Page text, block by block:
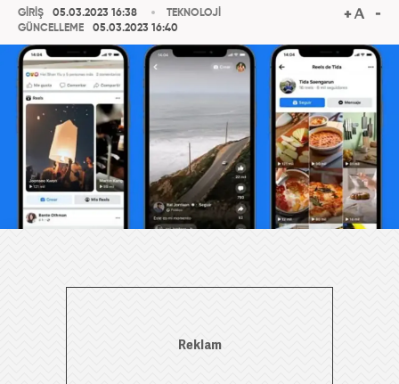
GİRİŞ
05.03.2023 16:38
GÜNCELLEME
05.03.2023 16:40
TEKNOLOJİ